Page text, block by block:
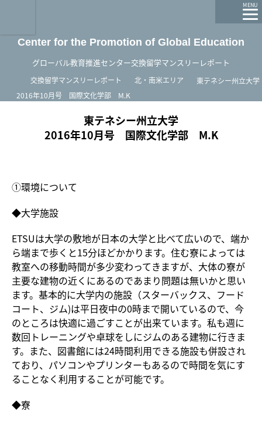
MENU
Center for the Promotion of Global Education
グローバル教育推進センター交換留学マンスリーレポート
ホーム
交換留学マンスリーレポート 北・南米エリア
東テネシー州立大学
2016年10月号 国際文化学部 M.K
東テネシー州立大学
2016年10月号 国際文化学部 M.K
①環境について
◆大学施設
ETSUは大学の敷地が日本の大学と比べて広いので、端か
ら端まで歩くと15分ほどかかります。住む寮によっては
教室への移動時間が多少変わってきますが、大体の寮が
主要な建物の近くにあるのであまり問題は無いかと思い
ます。基本的に大学内の施設（スターバックス、フード
コート、ジム)は平日夜中の0時まで開いているので、今
のところは快適に過ごすことが出来ています。私も週に
数回トレーニングや卓球をしにジムのある建物に行きま
す。また、図書館には24時間利用できる施設も併設され
ており、パソコンやプリンターもあるので時間を気にす
ることなく利用することが可能です。
◆寮